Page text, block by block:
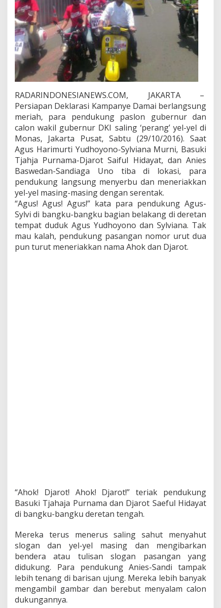
RADARINDONESIANEWS.COM, JAKARTA –
Persiapan Deklarasi Kampanye Damai berlangsung
meriah, para pendukung paslon gubernur dan
calon wakil gubernur DKI saling ‘perang’ yel-yel di
Monas, Jakarta Pusat, Sabtu (29/10/2016). Saat
Agus Harimurti Yudhoyono-Sylviana Murni, Basuki
Tjahja Purnama-Djarot Saiful Hidayat, dan Anies
Baswedan-Sandiaga Uno tiba di lokasi, para
pendukung langsung menyerbu dan meneriakkan
yel-yel masing-masing dengan serentak.
“Agus! Agus! Agus!” kata para pendukung Agus-
Sylvi di bangku-bangku bagian belakang di deretan
tempat duduk Agus Yudhoyono dan Sylviana. Tak
mau kalah, pendukung pasangan nomor urut dua
pun turut meneriakkan nama Ahok dan Djarot.
“Ahok! Djarot! Ahok! Djarot!” teriak pendukung
Basuki Tjahaja Purnama dan Djarot Saeful Hidayat
di bangku-bangku deretan tengah.
Mereka terus menerus saling sahut menyahut
slogan dan yel-yel masing dan mengibarkan
bendera atau tulisan slogan pasangan yang
didukung. Para pendukung Anies-Sandi tampak
lebih tenang di barisan ujung. Mereka lebih banyak
mengambil gambar dan berebut menyalam calon
dukungannya.